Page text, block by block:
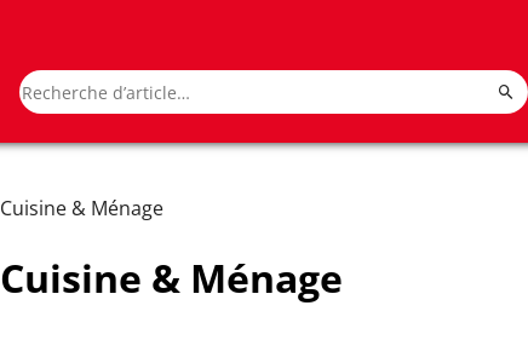
Cuisine & Ménage
Cuisine & Ménage